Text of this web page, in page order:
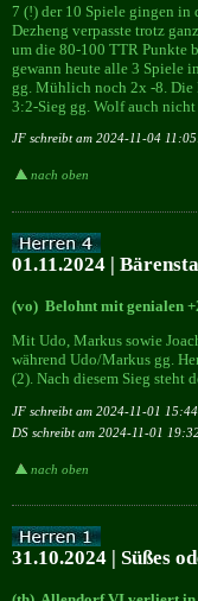
7 (!) der 10 Spiele gingen in
Dezheng verpasste trotz
um die 80-100 TTR Punkte
gewann heute alle 3 Spiele
gg. Mühlich noch 2x -8. Die
3:2-Sieg gg. Wolf auch
JF schreibt am 2024-11-04
nach oben
01.11.2024 |
(vo) Belohnt mit genialen
Mit Udo, Markus sowie
während Udo/Markus gg.
(2). Nach diesem Sieg steht
JF schreibt am 2024-11-01
DS schreibt am 2024-11-01
nach oben
31.10.2024 | Süßes